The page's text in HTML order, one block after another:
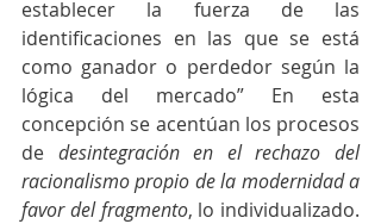
establecer la fuerza de las
identificaciones en las que se está
como ganador o perdedor según la
lógica del mercado” En esta
concepción se acentúan los procesos
de desintegración en el rechazo del
racionalismo propio de la modernidad a
favor del fragmento, lo individualizado.